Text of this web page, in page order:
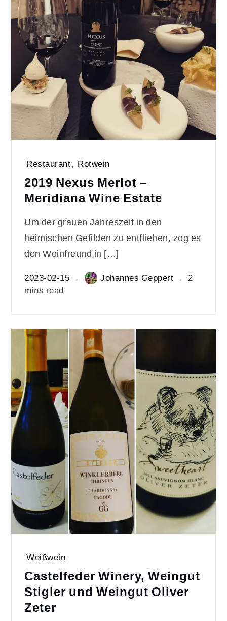
Restaurant, Rotwein
2019 Nexus Merlot –
Meridiana Wine Estate
Um der grauen Jahreszeit in den
heimischen Gefilden zu entfliehen, zog es
den Weinfreund in […]
2023-02-15 Johannes Geppert
2
mins read
Weißwein
Castelfeder Winery, Weingut
Stigler und Weingut Oliver
Zeter